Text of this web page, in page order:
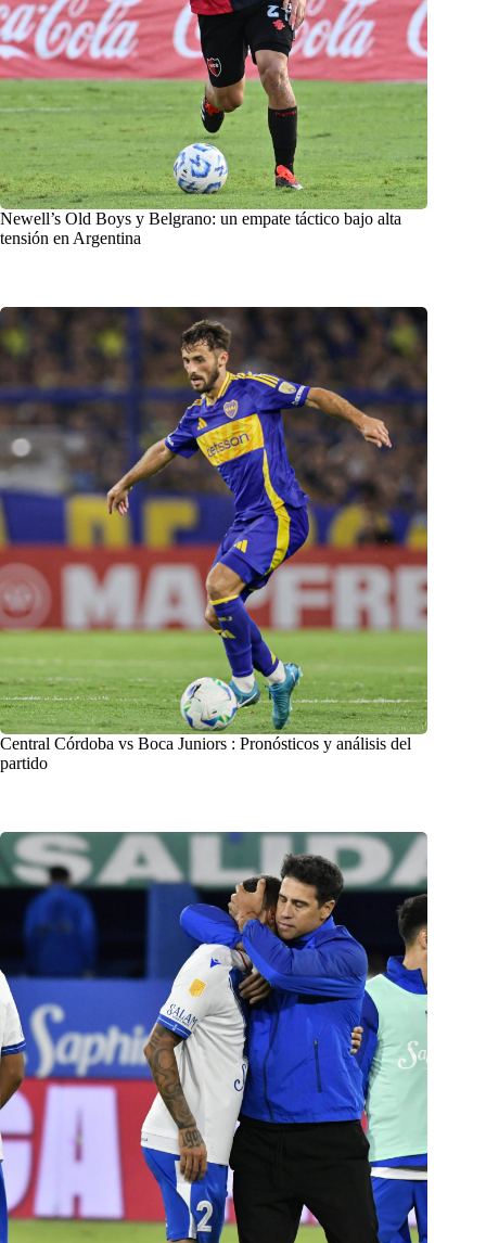
Newell’s Old Boys y Belgrano: un empate táctico bajo alta
tensión en Argentina
Central Córdoba vs Boca Juniors : Pronósticos y análisis del
partido